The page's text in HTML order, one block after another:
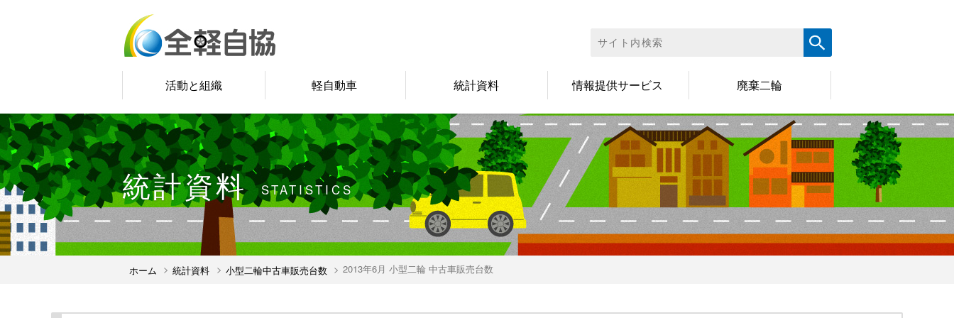
活動と組織 軽自動車 統計資料 情報提供サービス 廃棄二輪
索:
統計資料 STATISTICS
ホーム 統計資料 小型二輪中古車販売台数 2013年6月 小型二輪 中古車販売台数